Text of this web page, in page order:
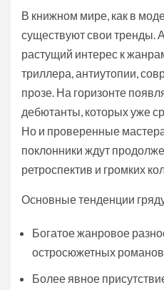
В книжном мире, как в
существуют свои тренды.
растущий интерес к
триллера, антиутопии,
прозе. На горизонте
дебютанты, которых уже
Но и проверенные
поклонники ждут
ретроспектив и громких
Основные тенденции
Богатое жанровое
остросюжетных
Более явное